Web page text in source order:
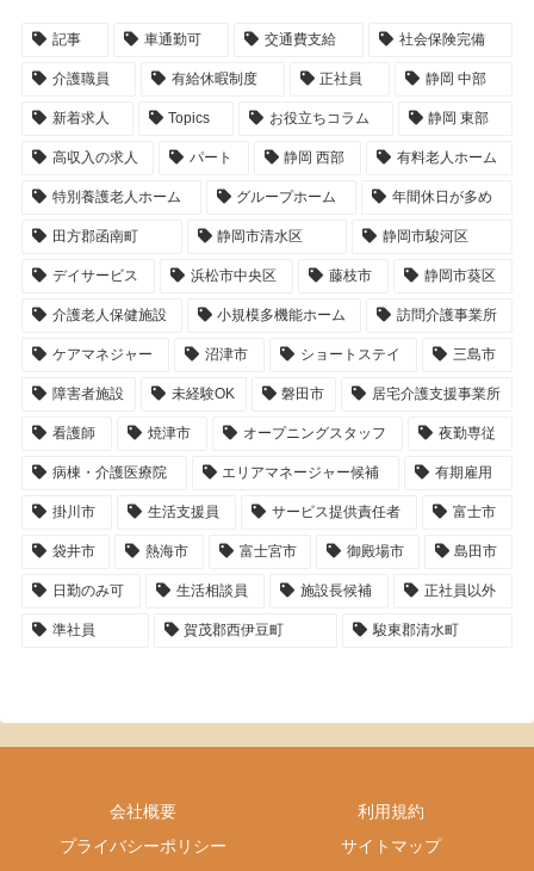
記事 車通勤可 交通費支給 社会保険完備
介護職員 有給休暇制度 正社員 静岡 中部
新着求人 Topics お役立ちコラム 静岡 東部
高収入の求人 パート 静岡 西部 有料老人ホーム
特別養護老人ホーム グループホーム 年間休日が多め
田方郡函南町 静岡市清水区 静岡市駿河区
デイサービス 浜松市中央区 藤枝市 静岡市葵区
介護老人保健施設 小規模多機能ホーム 訪問介護事業所
ケアマネジャー 沼津市 ショートステイ 三島市
障害者施設 未経験OK 磐田市 居宅介護支援事業所
看護師 焼津市 オープニングスタッフ 夜勤専従
病棟・介護医療院 エリアマネージャー候補 有期雇用
掛川市 生活支援員 サービス提供責任者 富士市
袋井市 熱海市 富士宮市 御殿場市 島田市
日勤のみ可 生活相談員 施設長候補 正社員以外
準社員 賀茂郡西伊豆町 駿東郡清水町
会社概要
利用規約
プライバシーポリシー
サイトマップ